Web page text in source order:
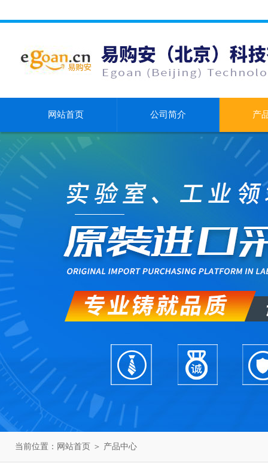
网站首页 公司简介 产
当前位置： 网站首页 ＞ 产品中心